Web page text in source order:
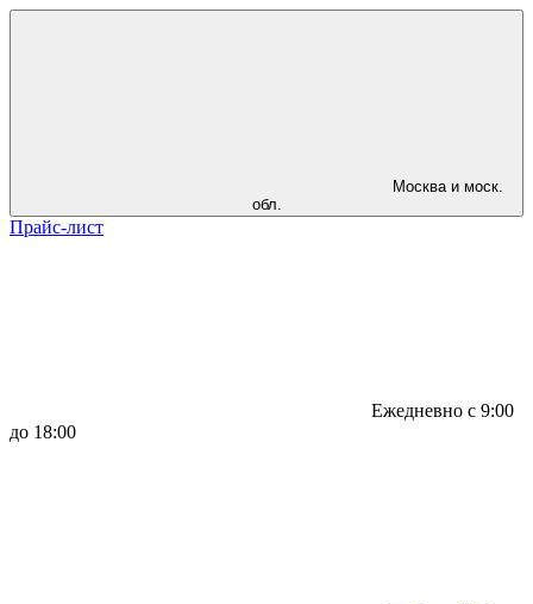
Москва и моск.
обл.
Прайс-лист
Ежедневно с 9:00
до 18:00